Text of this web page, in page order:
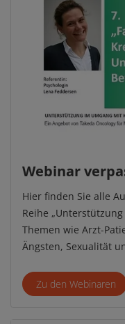
Webinar
Hier finden Sie alle
Reihe
Themen wie Arzt-
Ängsten, Sexualität
Zu den Webinaren